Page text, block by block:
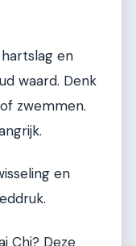
en
waard. Denk
zwemmen.
en
Chi? Deze